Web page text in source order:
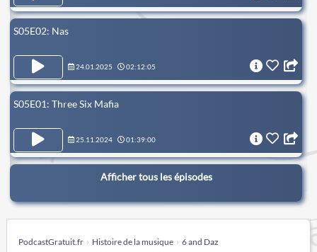
S05E02: Nas
24.01.2025 02:12:05
S05E01: Three Six Mafia
25.11.2024 01:39:00
Afficher tous les épisodes
PodcastGratuit.fr Histoire de la musique 6 and Daz